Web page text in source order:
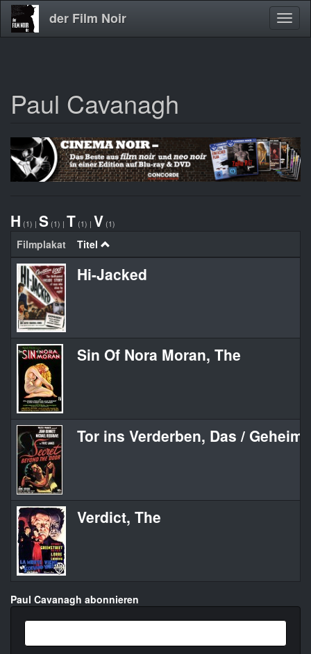
Direkt
zum
der Film Noir
Paul Cavanagh
H (1) | S (1) | T (1) | V (1)
Filmplakat Titel
Hi-Jacked
Sin Of Nora Moran, The
Tor ins Verderben, Das /
Verdict, The
Paul Cavanagh abonnieren